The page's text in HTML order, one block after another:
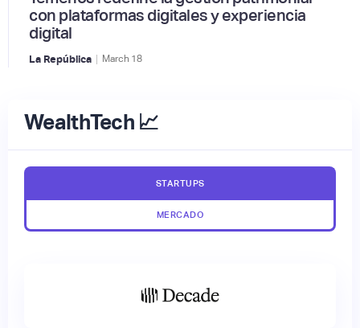
con plataformas digitales y experiencia
digital
La República | March 18
WealthTech 📈
STARTUPS
MERCADO